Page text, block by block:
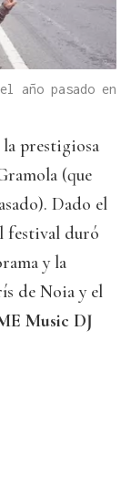
año pasado en
prestigiosa
(que
Dado el
festival duró
y la
de Noia y el
Music DJ